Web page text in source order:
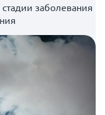
заболевания